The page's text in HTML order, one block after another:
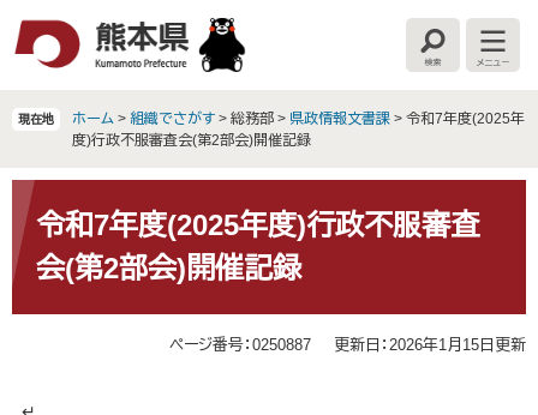
文
へ
検
索
メ
ニ
ー
現在地 ホーム > 組織でさがす > 総務部 > 県政情報文書課 > 令和7年度(2025年
度)行政不服審査会(第2部会)開催記録
文 令和7年度(2025年度)行政不服審査
会(第2部会)開催記録
ページ番号：0250887 更新日：2026年1月15日更新